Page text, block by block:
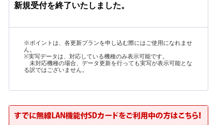
新規受付を終了いたしました。
※ポイントは、各更新プランを申し込む際にはご使用になれませ
ん。
※実写データは、対応している機種のみ表示可能です。
未対応機種の場合、データ更新を行っても実写が表示可能とな
る訳ではございません。